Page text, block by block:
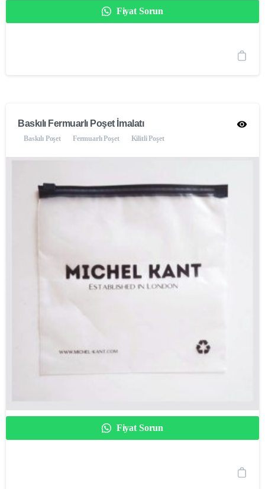
Fiyat Sorun
Baskılı Fermuarlı Poşet İmalatı
Baskılı Poşet Fermuarlı Poşet Kilitli Poşet
Fiyat Sorun